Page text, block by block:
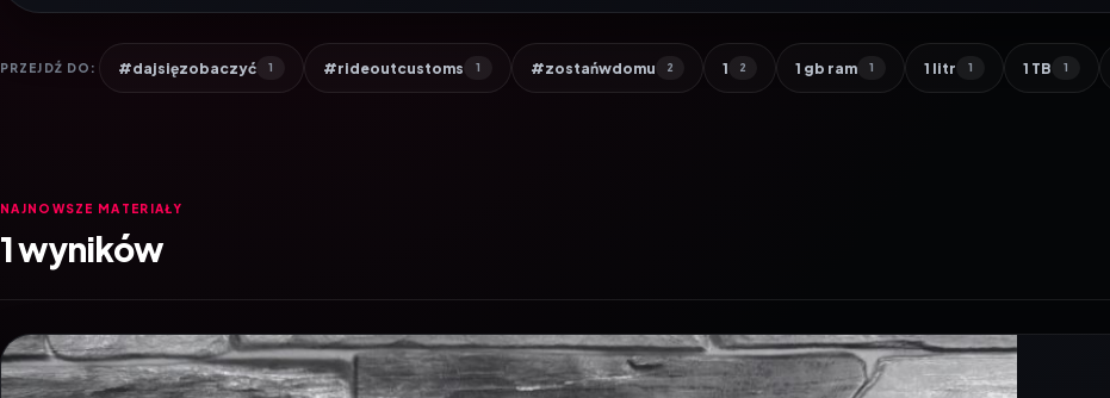
PRZEJDŹ DO: #dajsięzobaczyć 1 #rideoutcustoms 1 #zostańwdomu 2 1 2 1 gb ram 1 1 litr 1 1 TB 1
NAJNOWSZE MATERIAŁY
1 wyników